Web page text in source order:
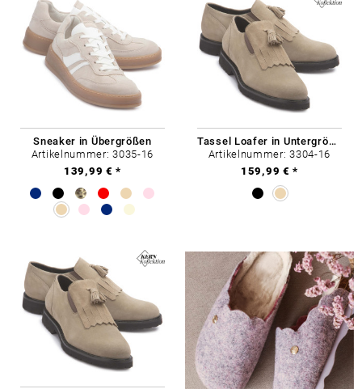
Sneaker in Übergrößen
Artikelnummer: 3035-16
139,99 € *
Tassel Loafer in Untergrößen
Artikelnummer: 3304-16
159,99 € *